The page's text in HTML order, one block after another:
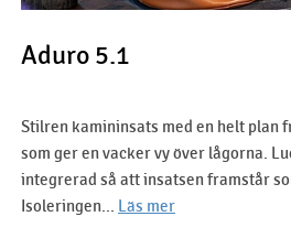
Aduro 5.1
Stilren kamininsats med en helt plan
som ger en vacker vy över lågorna.
integrerad så att insatsen framstår
Isoleringen... Läs mer